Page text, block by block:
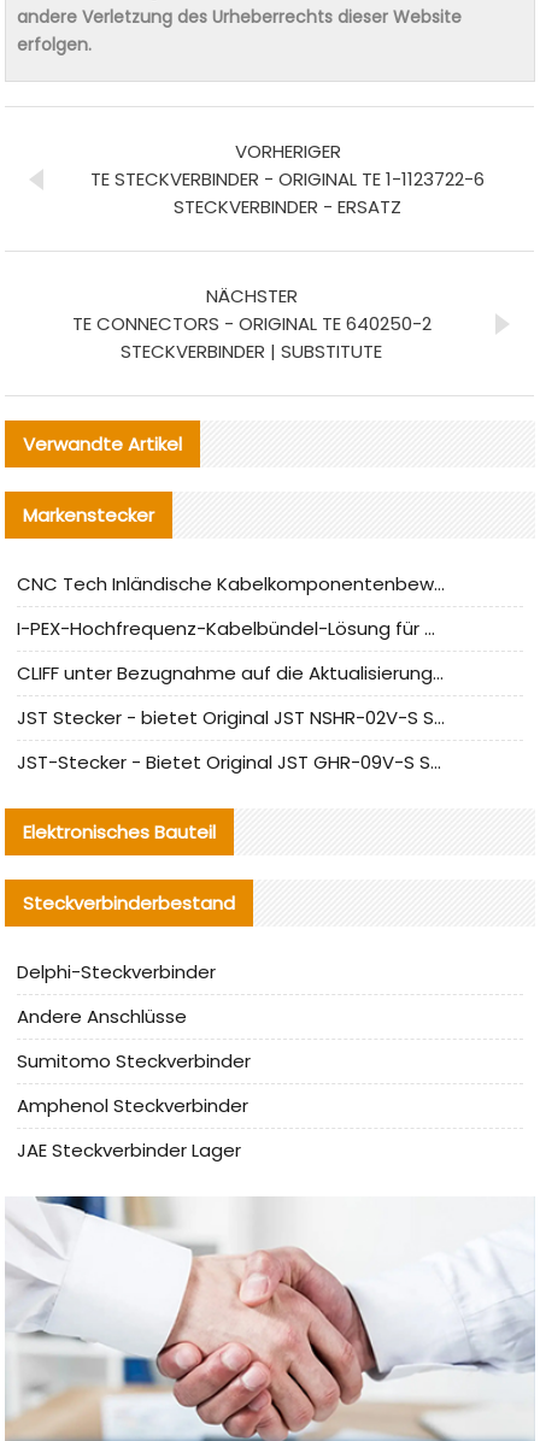
andere Verletzung des Urheberrechts dieser Website
erfolgen.
VORHERIGER
TE STECKVERBINDER - ORIGINAL TE 1-1123722-6
STECKVERBINDER - ERSATZ
NÄCHSTER
TE CONNECTORS - ORIGINAL TE 640250-2
STECKVERBINDER | SUBSTITUTE
Verwandte Artikel
Markenstecker
CNC Tech Inländische Kabelkomponentenbewertung und Massenproduktionsanpassungsanleitung
I-PEX-Hochfrequenz-Kabelbündel-Lösung für die heimische Produktion analysiert
CLIFF unter Bezugnahme auf die Aktualisierung der chinesischen Stecker-Testnormen
JST Stecker - bietet Original JST NSHR-02V-S Stecker und Ersatzteile an
JST-Stecker - Bietet Original JST GHR-09V-S Stecker und Ersatzteile an
Elektronisches Bauteil
Steckverbinderbestand
Delphi-Steckverbinder
Andere Anschlüsse
Sumitomo Steckverbinder
Amphenol Steckverbinder
JAE Steckverbinder Lager